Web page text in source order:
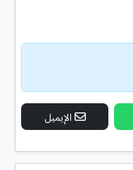
الإيميل